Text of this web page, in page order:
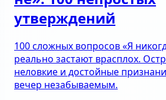
утверждений
100 сложных вопросов «Я
реально застают врасплох.
неловкие и достойные
вечер незабываемым.